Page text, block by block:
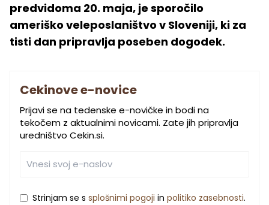
predvidoma 20. maja, je sporočilo
ameriško veleposlaništvo v Sloveniji, ki za
tisti dan pripravlja poseben dogodek.
Cekinove e-novice
Prijavi se na tedenske e-novičke in bodi na
tekočem z aktualnimi novicami. Zate jih pripravlja
uredništvo Cekin.si.
Strinjam se s splošnimi pogoji in politiko zasebnosti.